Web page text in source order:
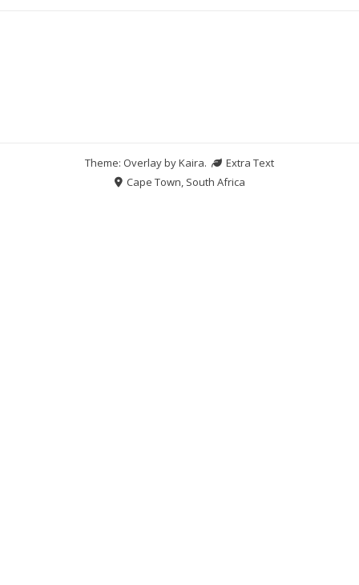
Theme: Overlay byKaira.
Extra Text
Cape Town, South Africa